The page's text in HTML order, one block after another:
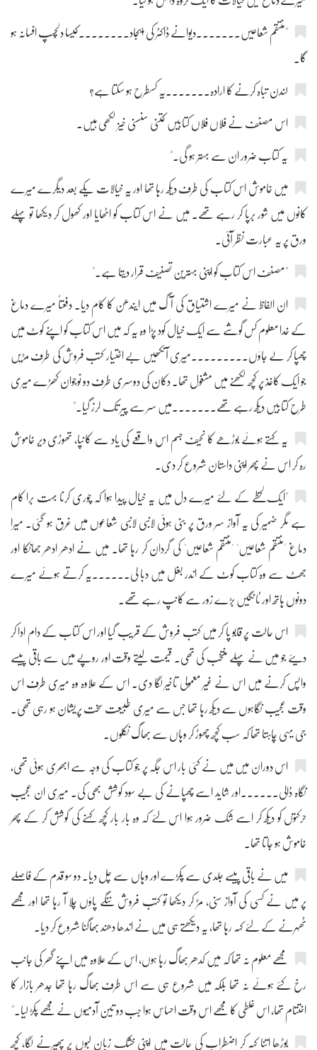
"منتقم شعاعیں۔۔۔۔۔۔۔دیوانے ڈاکٹر کی ایجاد۔۔۔۔۔۔۔۔کیسا دلچسپ افسانہ ہو
گا۔
لندن تباہ کرنے کا ارادہ۔۔۔۔۔۔۔یہ کسطرح ہو سکتا ہے؟
اس مصنف نے فلاں فلاں کتابیں کتنی سنسنی خیز لکھی ہیں۔
یہ کتاب ضرور ان سے بہتر ہو گی۔"
میں خاموش اس کتاب کی طرف دیکھ رہا تھا اور یہ خیالات یکے بعد دیگرے میرے
کانوں میں شور برپا کر رہے تھے۔ میں نے اس کتاب کو اٹھایا اور کھول کر دیکھا تو پہلے
ورق پر یہ عبارت نظر آئی۔
"مصنف اس کتاب کو اپنی بہترین تصنیف قرار دیتا ہے۔"
ان الفاظ نے میرے اشتیاق کی آگ میں ایندھن کا کام دیا۔ دفعتاً میرے دماغ
کے خدا معلوم کس گوشے سے ایک خیال کود پڑا وہ یہ کہ میں اس کتاب کو اپنے کوٹ میں
چھپا کر لے جاؤں۔۔۔۔۔۔۔۔۔میری آنکھیں بے اختیار کتب فروش کی طرف مڑیں
جو ایک کاغذ پر کچھ لکھنے میں مشغول تھا۔ دکان کی دوسری طرف دو نوجوان کھڑے میری
طرح کتابیں دیکھ رہے تھے۔۔۔۔۔۔۔میں سر سے پیر تک لرز گیا۔"
یہ کہتے ہوئے بوڑھے کا نحیف جسم اس واقعے کی یاد سے کانپا، تھوڑی دیر خاموش
رہ کر اس نے پھر اپنی داستان شروع کر دی۔
"ایک لحظے کے لئے میرے دل میں یہ خیال پیدا ہوا کہ چوری کرنا بہت برا کام
ہے مگر ضمیر کی یہ آواز سر ورق پر بنی ہوئی لانبی لانبی شعاعوں میں غرق ہو گئی۔ میرا
دماغ 'منتقم شعاعیں' 'منتقم شعاعیں' کی گردان کر رہا تھا۔ میں نے ادھر ادھر جھانکا اور
جھٹ سے وہ کتاب کوٹ کے اندر بغل میں دبا لی۔۔۔۔۔۔یہ کرتے ہوئے میرے
دونوں ہاتھ اور ٹانگیں بڑے زور سے کانپ رہے تھے۔
اس حالت پر قابو پا کر میں کتب فروش کے قریب گیا اور اس کتاب کے دام ادا کر
دیئے جو میں نے پہلے منتخب کی تھی۔ قیمت لیتے وقت اور روپے میں سے باقی پیسے
واپس کرنے میں اس نے غیر معمولی تاخیر لگا دی۔ اس کے علاوہ وہ میری طرف اس
وقت عجیب نگاہوں سے دیکھ رہا تھا جس سے میری طبیعت سخت پریشان ہو رہی تھی۔
جی یہی چاہتا تھا کہ سب کچھ چھوڑ کر وہاں سے بھاگ نکلوں۔
اس دوران میں میں نے کئی بار اس جگہ پر جو کتاب کی وجہ سے ابھری ہوئی تھی،
نگاہ ڈالی۔۔۔۔۔۔اور شاید اسے چھپانے کی بے سود کوشش بھی کی۔ میری ان عجیب
حرکتوں کو دیکھ کر اسے شک ضرور ہوا اس لئے کہ وہ بار بار کچھ کہنے کی کوشش کر کے پھر
خاموش ہو جاتا تھا۔
میں نے باقی پیسے جلدی سے پکڑے اور وہاں سے چل دیا۔ دو سو قدم کے فاصلے
پر میں نے کسی کی آواز سنی، مڑ کر دیکھا تو کتب فروش ننگے پاؤں چلا آ رہا تھا اور مجھے
ٹھہرنے کے لئے کہہ رہا تھا، یہ دیکھتے ہی میں نے اندھا دھند بھاگنا شروع کر دیا۔
مجھے معلوم نہ تھا کہ میں کدھر بھاگ رہا ہوں، اس کے علاوہ میں اپنے گھر کی جانب
رخ کئے ہوئے نہ تھا بلکہ میں شروع ہی سے اس طرف بھاگ رہا تھا جدھر بازار کا
اختتام تھا، اس غلطی کا مجھے اس وقت احساس ہوا جب دو تین آدمیوں نے مجھے پکڑ لیا۔"
بوڑھا اتنا کہہ کر اضطراب کی حالت میں اپنی خشک زبان لبوں پر پھیرنے لگا، کچھ